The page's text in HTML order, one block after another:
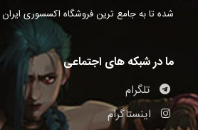
شده تا به جامع ترین فروشگاه اکسسوری
ما در شبکه های اجتماعی
تلگرام
اینستاگرام